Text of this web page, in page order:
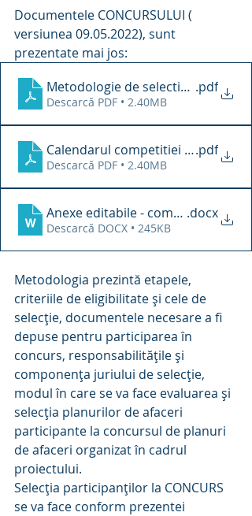
Documentele CONCURSULUI (
versiunea 09.05.2022), sunt
prezentate mai jos:
Metodologie de selectie planuri
.pdf
Descarcă PDF • 2.40MB
Calendarul competitiei planurilor
.pdf
Descarcă PDF • 2.40MB
Anexe editabile - competitie
.docx
Descarcă DOCX • 245KB
Metodologia prezintă etapele,
criteriile de eligibilitate și cele de
selecție, documentele necesare a fi
depuse pentru participarea în
concurs, responsabilitățile și
componența juriului de selecție,
modul în care se va face evaluarea și
selecția planurilor de afaceri
participante la concursul de planuri
de afaceri organizat în cadrul
proiectului.
Selecția participanților la CONCURS
se va face conform prezentei